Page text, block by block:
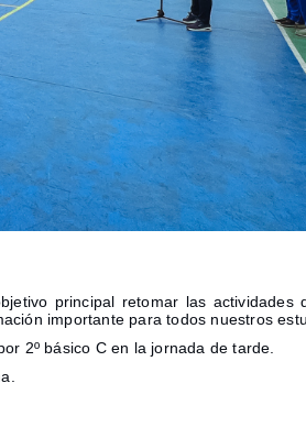
principal retomar las actividades
importante para todos nuestros
2º básico C en la jornada de tarde.